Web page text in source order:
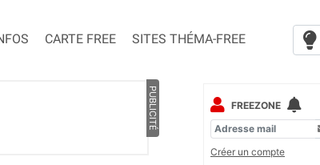
CARTE FREE SITES THÉMA-FREE
PUBLICITÉ
FREEZONE
Créer un compte